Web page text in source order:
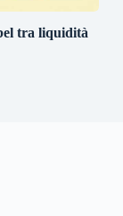
tra liquidità